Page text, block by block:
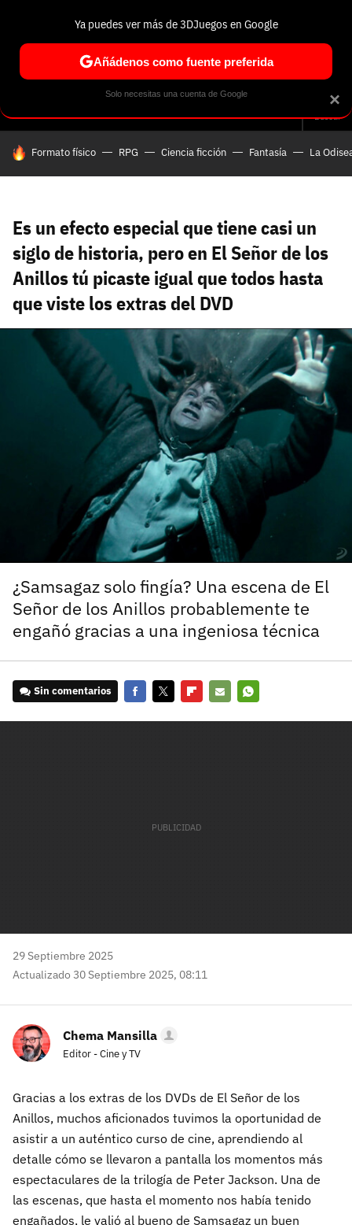
Buscar
HOY SE HABLA DE
Formato físico RPG Ciencia ficción Fantasía La
Es un efecto especial que tiene casi un
siglo de historia, pero en El Señor de los
Anillos tú picaste igual que todos hasta
que viste los extras del DVD
¿Samsagaz solo fingía? Una escena de El
Señor de los Anillos probablemente te
engañó gracias a una ingeniosa técnica
Sin comentarios
29 Septiembre 2025
Actualizado 30 Septiembre 2025, 08:11
Chema Mansilla
Editor - Cine y TV
Gracias a los extras de los DVDs de El Señor de los
Anillos, muchos aficionados tuvimos la oportunidad de
asistir a un auténtico curso de cine, aprendiendo al
detalle cómo se llevaron a pantalla los momentos más
espectaculares de la trilogía de Peter Jackson. Una de
las escenas, que hasta el momento nos había tenido
engañados, le valió al bueno de Samsagaz un buen
Entra en 3DJuegos
Correo electrónico
Contraseña
Iniciar sesión Recuperar contraseña
Entra con Google
¿Todavía no tienes cuenta?
Regístrate gratis
El inicio de sesión con Facebook ya no está
disponible, pero puedes seguir usando tu cuenta
de 3DJuegos:
Recupera tu acceso con Facebook
Regístrate en 3DJuegos
Correo electrónico
Contraseña (mínimo 6 caracteres)
Nombre de usuario
Se usa para la dirección de tu página de usuario.
Piénsalo bien porque no podrás cambiarlo. Mínimo 3
caracteres, se pueden usar números (no como
carácter inicial), pero no mayúsculas, espacios, tildes
o caracteres especiales.
He leído y acepto lapolitica de privacidad y
de participación
Registrarse en 3DJuegos
Entra con Google
¿Ya tienes cuenta?
Recuperar contraseña
Correo electrónico
Recuperar contraseña Cancelar
Te enviaremos un correo electrónico con un
Facebook:
Recuperar contraseña
×
Ya puedes ver más de 3DJuegos en Google
Añádenos como fuente preferida
Solo necesitas una cuenta de Google